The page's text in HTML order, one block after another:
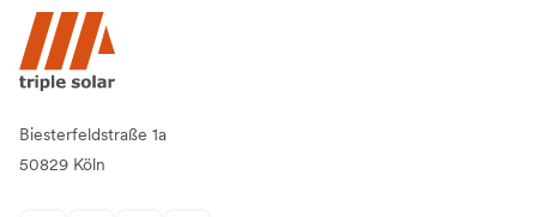
Biesterfeldstraße 1a
50829 Köln